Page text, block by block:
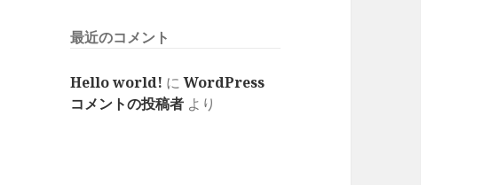
最近のコメント
Hello world! にWordPress
コメントの投稿者 より